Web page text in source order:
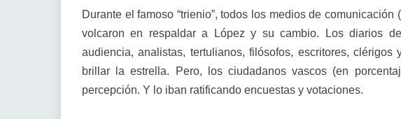
Durante el famoso “trienio”, todos los medios de
volcaron en respaldar a López y su cambio. Los diarios
audiencia, analistas, tertulianos, filósofos, escritores,
brillar la estrella. Pero, los ciudadanos vascos (en
percepción. Y lo iban ratificando encuestas y votaciones.